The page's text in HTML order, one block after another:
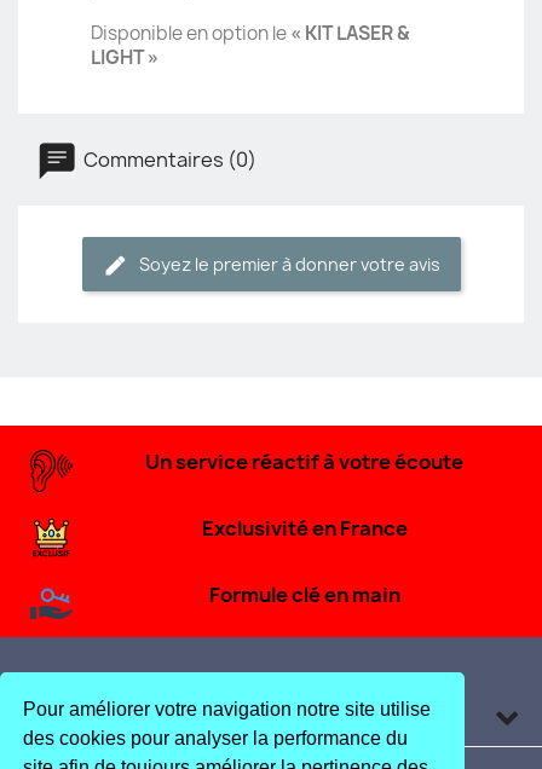
Pour améliorer votre navigation notre site utilise
des cookies pour analyser la performance du
Disponible en option le« KIT LASER &
LIGHT »
Commentaires (0)
Soyez le premier à donner votre avis
Un service réactif à votre écoute
Exclusivité en France
Formule clé en main
Produits 